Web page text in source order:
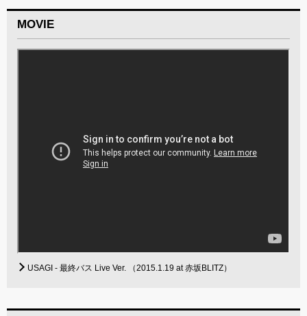
MOVIE
USAGI - 最終バス Live Ver. （2015.1.19 at 赤坂BLITZ）